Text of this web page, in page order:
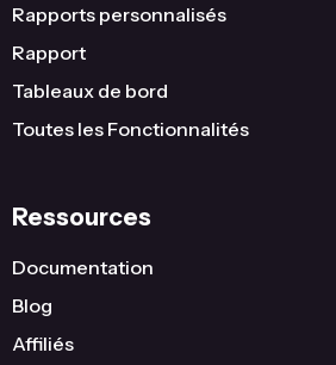
Rapports personnalisés
Rapport
Tableaux de bord
Toutes les Fonctionnalités
Ressources
Documentation
Blog
Affiliés